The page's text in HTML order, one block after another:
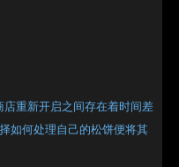
重新开启之间存在着时间差
如何处理自己的松饼便将其